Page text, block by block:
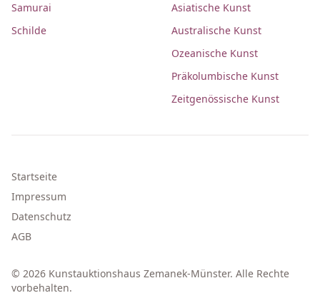
Samurai
Schilde
Asiatische Kunst
Australische Kunst
Ozeanische Kunst
Präkolumbische Kunst
Zeitgenössische Kunst
Startseite
Impressum
Datenschutz
AGB
© 2026 Kunstauktionshaus Zemanek-Münster. Alle Rechte
vorbehalten.